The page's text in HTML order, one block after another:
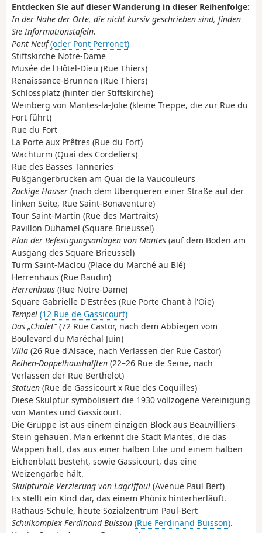
Entdecken Sie auf dieser Wanderung in dieser Reihenfolge:
In der Nähe der Orte, die nicht kursiv geschrieben sind, finden
Sie Informationstafeln.
Pont Neuf (oder Pont Perronet)
Stiftskirche Notre-Dame
Musée de l'Hôtel-Dieu (Rue Thiers)
Renaissance-Brunnen (Rue Thiers)
Schlossplatz (hinter der Stiftskirche)
Weinberg von Mantes-la-Jolie (kleine Treppe, die zur Rue du
Fort führt)
Rue du Fort
La Porte aux Prêtres (Rue du Fort)
Wachturm (Quai des Cordeliers)
Rue des Basses Tanneries
Fußgängerbrücken am Quai de la Vaucouleurs
Zackige Häuser (nach dem Überqueren einer Straße auf der
linken Seite, Rue Saint-Bonaventure)
Tour Saint-Martin (Rue des Martraits)
Pavillon Duhamel (Square Brieussel)
Plan der Befestigungsanlagen von Mantes (auf dem Boden am
Ausgang des Square Brieussel)
Turm Saint-Maclou (Place du Marché au Blé)
Herrenhaus (Rue Baudin)
Herrenhaus (Rue Notre-Dame)
Square Gabrielle D'Estrées (Rue Porte Chant à l'Oie)
Tempel (12 Rue de Gassicourt)
Das „Chalet“(72 Rue Castor, nach dem Abbiegen vom
Boulevard du Maréchal Juin)
Villa (26 Rue d'Alsace, nach Verlassen der Rue Castor)
Reihen-Doppelhaushälften (22–26 Rue de Seine, nach
Verlassen der Rue Berthelot)
Statuen (Rue de Gassicourt x Rue des Coquilles)
Diese Skulptur symbolisiert die 1930 vollzogene Vereinigung
von Mantes und Gassicourt.
Die Gruppe ist aus einem einzigen Block aus Beauvilliers-
Stein gehauen. Man erkennt die Stadt Mantes, die das
Wappen hält, das aus einer halben Lilie und einem halben
Eichenblatt besteht, sowie Gassicourt, das eine
Weizengarbe hält.
Skulpturale Verzierung von Lagriffoul (Avenue Paul Bert)
Es stellt ein Kind dar, das einem Phönix hinterherläuft.
Rathaus-Schule, heute Sozialzentrum Paul-Bert
Schulkomplex Ferdinand Buisson (Rue Ferdinand Buisson).